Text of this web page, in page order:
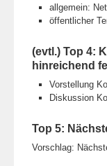
allgemein:
öffentlicher
(evtl.) Top 4:
hinreichend
Vorstellung
Diskussion
Top 5:
Vorschlag: